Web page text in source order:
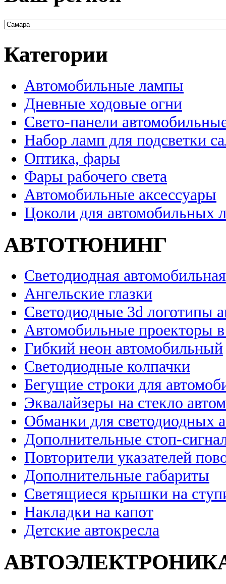
Категории
Автомобильные лампы
Дневные ходовые огни
Свето-панели
Набор ламп для подсветки
Оптика, фары
Фары рабочего света
Автомобильные аксессуары
Цоколи для автомобильных
АВТОТЮНИНГ
Светодиодная
Ангельские глазки
Светодиодные 3d логотипы
Автомобильные проекторы
Гибкий неон автомобильный
Светодиодные колпачки
Бегущие строки для
Эквалайзеры на стекло
Обманки для светодиодных
Дополнительные стоп-
Повторители указателей
Дополнительные габариты
Светящиеся крышки на
Накладки на капот
Детские автокресла